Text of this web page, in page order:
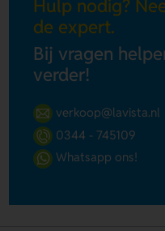
Hulp nodig?
de expert.
Bij vragen
verder!
verkoop@lavista.nl
0344 - 745109
Whatsapp ons!